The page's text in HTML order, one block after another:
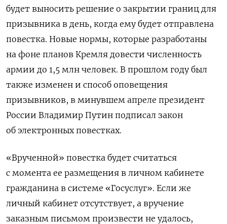
будет выносить решение о закрытии границ для
призывника в день, когда ему будет отправлена
повестка. Новые нормы, которые разработаны
на фоне планов Кремля довести численность
армии до 1,5 млн человек. В прошлом году был
также изменен и способ оповещения
призывников, в минувшем апреле президент
России Владимир Путин подписал закон
об электронных повестках.
«Врученной» повестка будет считаться
с момента ее размещения в личном кабинете
гражданина в системе «Госуслуг». Если же
личный кабинет отсутствует, а вручение
заказным письмом произвести не удалось,